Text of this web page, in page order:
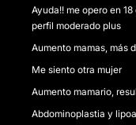
Ayuda!! me opero en
perfil moderado plus
Aumento mamas, más
Me siento otra mujer
Aumento mamario,
Abdominoplastia y